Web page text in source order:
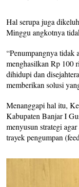
Hal serupa juga
Minggu angkotnya
“Penumpangnya tidak
menghasilkan Rp 100
dihidupi dan
memberikan solusi
Menanggapi hal itu,
Kabupaten Banjar I
menyusun strategi
trayek pengumpan